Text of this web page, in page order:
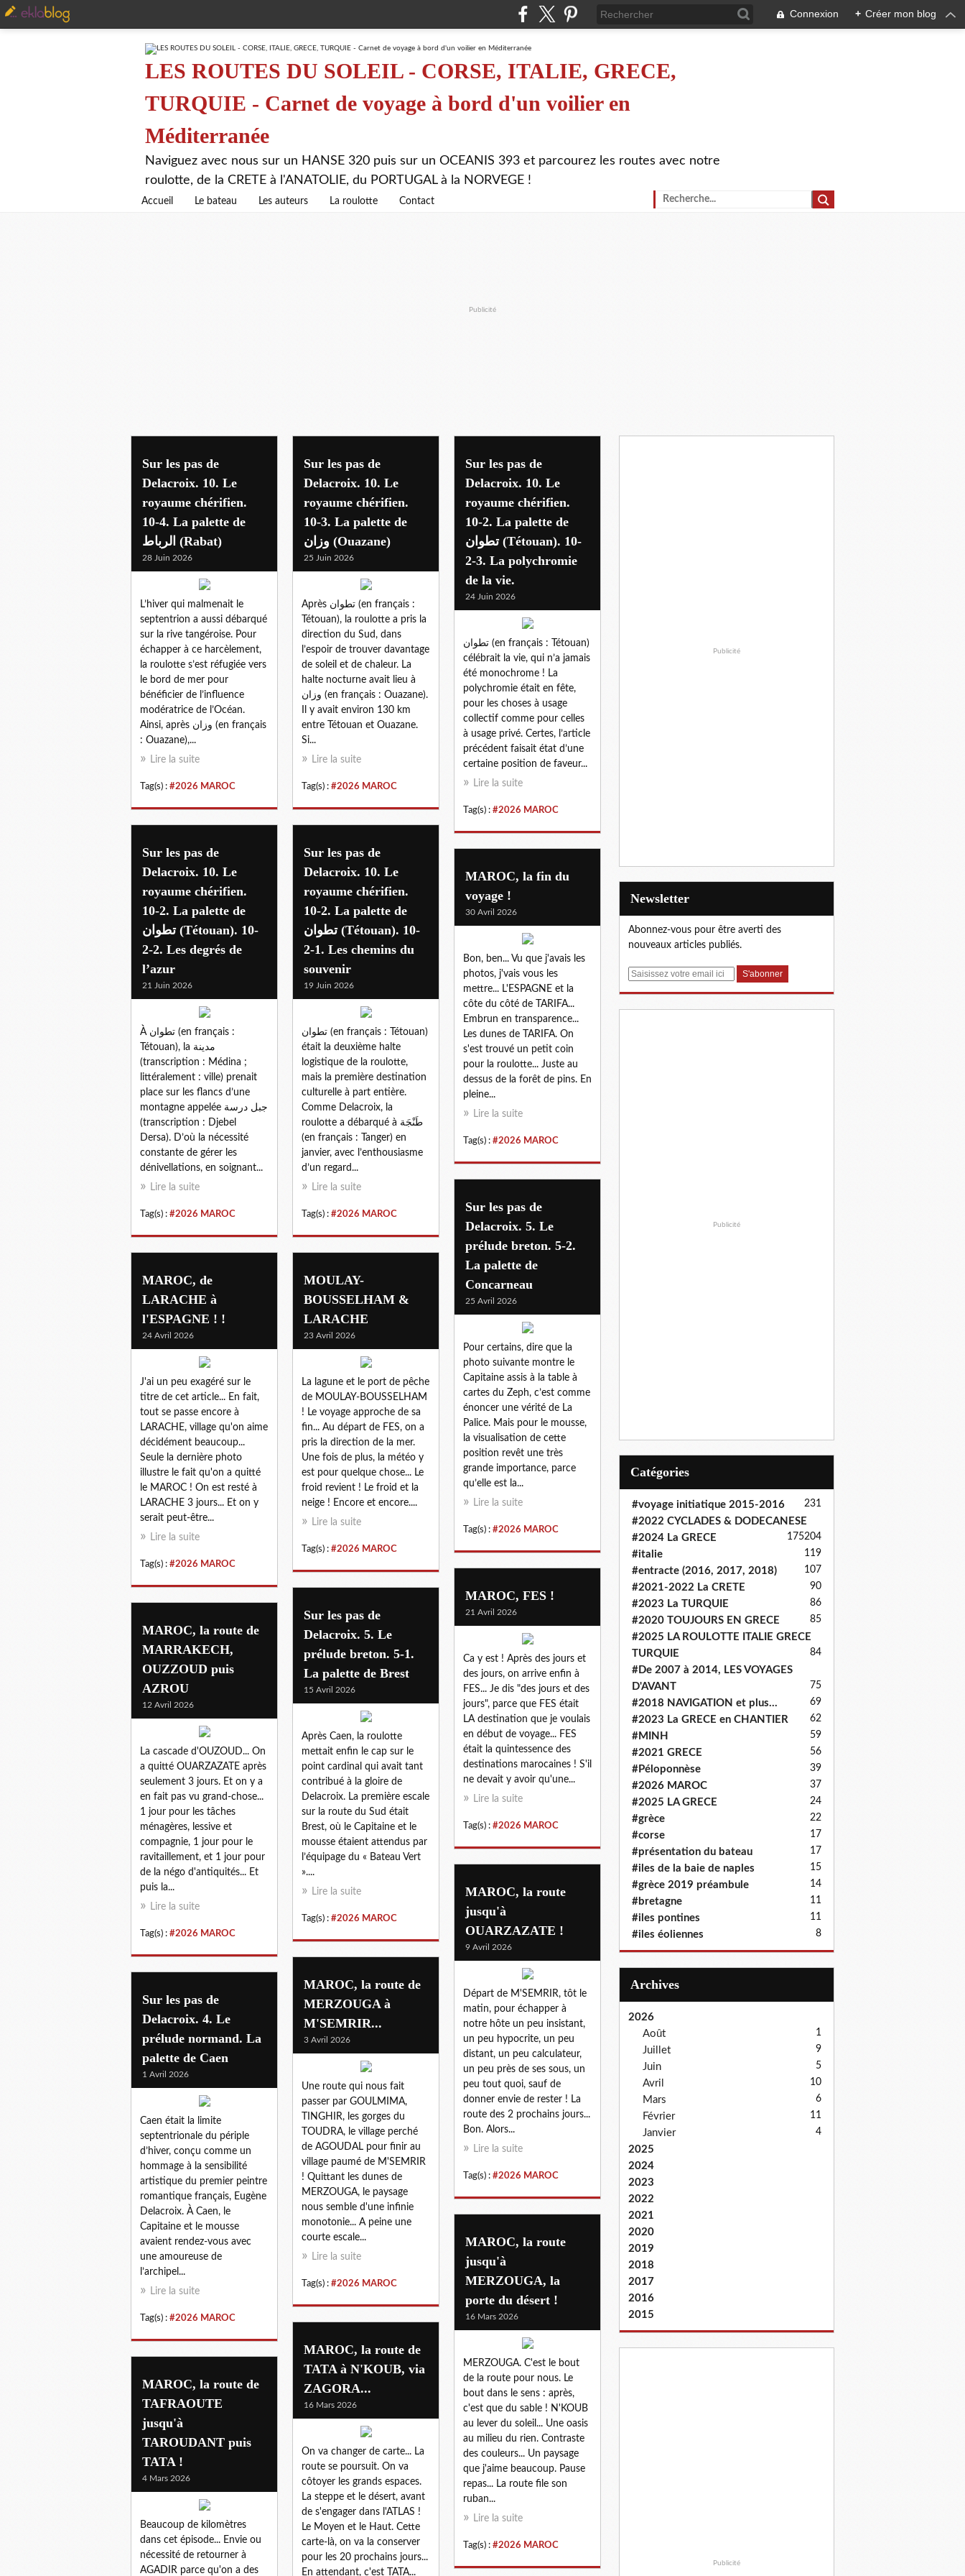
Connexion + Créer mon blog
LES ROUTES DU SOLEIL - CORSE, ITALIE, GRECE,
TURQUIE - Carnet de voyage à bord d'un voilier en
Méditerranée
Naviguez avec nous sur un HANSE 320 puis sur un OCEANIS 393 et parcourez les routes avec notre
roulotte, de la CRETE à l'ANATOLIE, du PORTUGAL à la NORVEGE !
Accueil Le bateau Les auteurs La roulotte Contact
Publicité
2026 maroc
Sur les pas de
Delacroix. 10. Le
royaume chérifien.
10-4. La palette de
اﻟﺮﺑﺎط (Rabat)
28 Juin 2026
L’hiver qui malmenait le
septentrion a aussi débarqué
sur la rive tangéroise. Pour
échapper à ce harcèlement,
la roulotte s’est réfugiée vers
le bord de mer pour
bénéficier de l’influence
modératrice de l’Océan.
Ainsi, après وزان (en français
: Ouazane),...
Lire la suite
Tag(s) : #2026 MAROC
Sur les pas de
Delacroix. 10. Le
royaume chérifien.
10-3. La palette de
وزان (Ouazane)
25 Juin 2026
Après تطوان (en français :
Tétouan), la roulotte a pris la
direction du Sud, dans
l’espoir de trouver davantage
de soleil et de chaleur. La
halte nocturne avait lieu à
وزان (en français : Ouazane).
Il y avait environ 130 km
entre Tétouan et Ouazane.
Si...
Lire la suite
Tag(s) : #2026 MAROC
Sur les pas de
Delacroix. 10. Le
royaume chérifien.
10-2. La palette de
تطوان (Tétouan). 10-
2-3. La polychromie
de la vie.
24 Juin 2026
تطوان (en français : Tétouan)
célébrait la vie, qui n’a jamais
été monochrome ! La
polychromie était en fête,
pour les choses à usage
collectif comme pour celles
à usage privé. Certes, l’article
précédent faisait état d’une
certaine position de faveur...
Lire la suite
Tag(s) : #2026 MAROC
Sur les pas de
Delacroix. 10. Le
royaume chérifien.
10-2. La palette de
تطوان (Tétouan). 10-
2-2. Les degrés de
l’azur
21 Juin 2026
À تطوان (en français :
Tétouan), la مدينة
(transcription : Médina ;
littéralement : ville) prenait
place sur les flancs d’une
montagne appelée جبل درسة
(transcription : Djebel
Dersa). D’où la nécessité
constante de gérer les
dénivellations, en soignant...
Lire la suite
Tag(s) : #2026 MAROC
Sur les pas de
Delacroix. 10. Le
royaume chérifien.
10-2. La palette de
تطوان (Tétouan). 10-
2-1. Les chemins du
souvenir
19 Juin 2026
تطوان (en français : Tétouan)
était la deuxième halte
logistique de la roulotte,
mais la première destination
culturelle à part entière.
Comme Delacroix, la
roulotte a débarqué à طَنْجَة
(en français : Tanger) en
janvier, avec l’enthousiasme
d’un regard...
Lire la suite
Tag(s) : #2026 MAROC
MAROC, la fin du
voyage !
30 Avril 2026
Bon, ben... Vu que j'avais les
photos, j'vais vous les
mettre... L'ESPAGNE et la
côte du côté de TARIFA...
Embrun en transparence...
Les dunes de TARIFA. On
s'est trouvé un petit coin
pour la roulotte... Juste au
dessus de la forêt de pins. En
pleine...
Lire la suite
Tag(s) : #2026 MAROC
Sur les pas de
Delacroix. 5. Le
prélude breton. 5-2.
La palette de
Concarneau
25 Avril 2026
Pour certains, dire que la
photo suivante montre le
Capitaine assis à la table à
cartes du Zeph, c’est comme
énoncer une vérité de La
Palice. Mais pour le mousse,
la visualisation de cette
position revêt une très
grande importance, parce
qu’elle est la...
Lire la suite
Tag(s) : #2026 MAROC
MAROC, de
LARACHE à
l'ESPAGNE ! !
24 Avril 2026
J'ai un peu exagéré sur le
titre de cet article... En fait,
tout se passe encore à
LARACHE, village qu'on aime
décidément beaucoup...
Seule la dernière photo
illustre le fait qu'on a quitté
le MAROC ! On est resté à
LARACHE 3 jours... Et on y
serait peut-être...
Lire la suite
Tag(s) : #2026 MAROC
MOULAY-
BOUSSELHAM &
LARACHE
23 Avril 2026
La lagune et le port de pêche
de MOULAY-BOUSSELHAM
! Le voyage approche de sa
fin... Au départ de FES, on a
pris la direction de la mer.
Une fois de plus, la météo y
est pour quelque chose... Le
froid revient ! Le froid et la
neige ! Encore et encore....
Lire la suite
Tag(s) : #2026 MAROC
MAROC, FES !
21 Avril 2026
Ca y est ! Après des jours et
des jours, on arrive enfin à
FES... Je dis "des jours et des
jours", parce que FES était
LA destination que je voulais
en début de voyage... FES
était la quintessence des
destinations marocaines ! S'il
ne devait y avoir qu'une...
Lire la suite
Tag(s) : #2026 MAROC
Sur les pas de
Delacroix. 5. Le
prélude breton. 5-1.
La palette de Brest
15 Avril 2026
Après Caen, la roulotte
mettait enfin le cap sur le
point cardinal qui avait tant
contribué à la gloire de
Delacroix. La première escale
sur la route du Sud était
Brest, où le Capitaine et le
mousse étaient attendus par
l’équipage du « Bateau Vert
»....
Lire la suite
Tag(s) : #2026 MAROC
MAROC, la route de
MARRAKECH,
OUZZOUD puis
AZROU
12 Avril 2026
La cascade d'OUZOUD... On
a quitté OUARZAZATE après
seulement 3 jours. Et on y a
en fait pas vu grand-chose...
1 jour pour les tâches
ménagères, lessive et
compagnie, 1 jour pour le
ravitaillement, et 1 jour pour
de la négo d'antiquités... Et
puis la...
Lire la suite
Tag(s) : #2026 MAROC
MAROC, la route
jusqu'à
OUARZAZATE !
9 Avril 2026
Départ de M'SEMRIR, tôt le
matin, pour échapper à
notre hôte un peu insistant,
un peu hypocrite, un peu
distant, un peu calculateur,
un peu près de ses sous, un
peu tout quoi, sauf de
donner envie de rester ! La
route des 2 prochains jours...
Bon. Alors...
Lire la suite
Tag(s) : #2026 MAROC
MAROC, la route de
MERZOUGA à
M'SEMRIR...
3 Avril 2026
Une route qui nous fait
passer par GOULMIMA,
TINGHIR, les gorges du
TOUDRA, le village perché
de AGOUDAL pour finir au
village paumé de M'SEMRIR
! Quittant les dunes de
MERZOUGA, le paysage
nous semble d'une infinie
monotonie... A peine une
courte escale...
Lire la suite
Tag(s) : #2026 MAROC
Sur les pas de
Delacroix. 4. Le
prélude normand. La
palette de Caen
1 Avril 2026
Caen était la limite
septentrionale du périple
d’hiver, conçu comme un
hommage à la sensibilité
artistique du premier peintre
romantique français, Eugène
Delacroix. À Caen, le
Capitaine et le mousse
avaient rendez-vous avec
une amoureuse de
l’archipel...
Lire la suite
Tag(s) : #2026 MAROC
MAROC, la route
jusqu'à
MERZOUGA, la
porte du désert !
16 Mars 2026
MERZOUGA. C'est le bout
de la route pour nous. Le
bout dans le sens : après,
c'est que du sable ! N'KOUB
au lever du soleil... Une oasis
au milieu du rien. Contraste
des couleurs... Un paysage
que j'aime beaucoup. Pause
repas... La route file son
ruban...
Lire la suite
Tag(s) : #2026 MAROC
MAROC, la route de
TATA à N'KOUB, via
ZAGORA...
16 Mars 2026
On va changer de carte... La
route se poursuit. On va
côtoyer les grands espaces.
La steppe et le désert, avant
de s'engager dans l'ATLAS !
Le Moyen et le Haut. Cette
carte-là, on va la conserver
pour les 20 prochains jours...
En attendant, c'est TATA...
MAROC, la route de
TAFRAOUTE
jusqu'à
TAROUDANT puis
TATA !
4 Mars 2026
Beaucoup de kilomètres
dans cet épisode... Envie ou
nécessité de retourner à
AGADIR parce qu'on a des
Publicité
Newsletter
Abonnez-vous pour être averti des
nouveaux articles publiés.
E
Publicité
Catégories
#voyage initiatique 2015-2016 231
#2022 CYCLADES & DODECANESE
204
#2024 La GRECE 175
#italie 119
#entracte (2016, 2017, 2018) 107
#2021-2022 La CRETE 90
#2023 La TURQUIE 86
#2020 TOUJOURS EN GRECE 85
#2025 LA ROULOTTE ITALIE GRECE
TURQUIE
84
#De 2007 à 2014, LES VOYAGES
D'AVANT
75
#2018 NAVIGATION et plus... 69
#2023 La GRECE en CHANTIER 62
#MINH 59
#2021 GRECE 56
#Péloponnèse 39
#2026 MAROC 37
#2025 LA GRECE 24
#grèce 22
#corse 17
#présentation du bateau 17
#iles de la baie de naples 15
#grèce 2019 préambule 14
#bretagne 11
#iles pontines 11
#iles éoliennes 8
Archives
2026
Août
1
Juillet 9
Juin 5
Avril 10
Mars 6
Février 11
Janvier 4
2025
2024
2023
2022
2021
2020
2019
2018
2017
2016
2015
Publicité